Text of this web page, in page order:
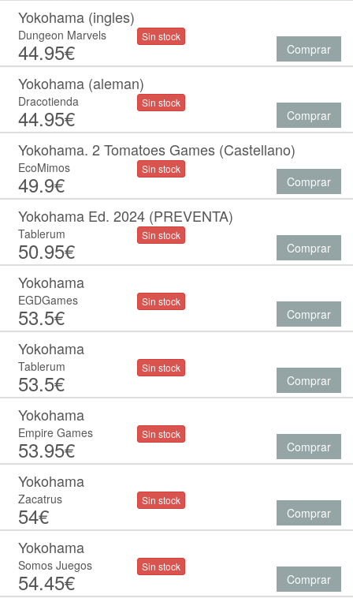
Yokohama (ingles)
Dungeon Marvels
44.95€
Sin stock
Comprar
Yokohama (aleman)
Dracotienda
44.95€
Sin stock
Comprar
Yokohama. 2 Tomatoes Games (Castellano)
EcoMimos
49.9€
Sin stock
Comprar
Yokohama Ed. 2024 (PREVENTA)
Tablerum
50.95€
Sin stock
Comprar
Yokohama
EGDGames
53.5€
Sin stock
Comprar
Yokohama
Tablerum
53.5€
Sin stock
Comprar
Yokohama
Empire Games
53.95€
Sin stock
Comprar
Yokohama
Zacatrus
54€
Sin stock
Comprar
Yokohama
Somos Juegos
54.45€
Sin stock
Comprar